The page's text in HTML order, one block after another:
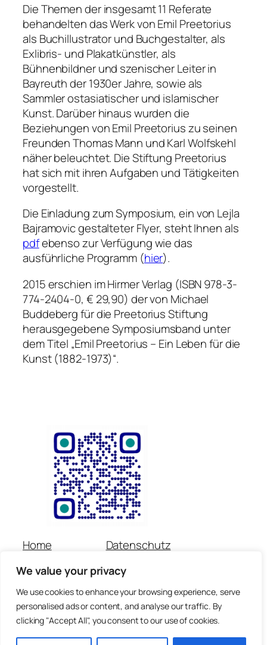
We value your privacy
We use cookies to enhance your browsing experience, serve
personalised ads or content, and analyse our traffic. By
clicking "Accept All", you consent to our use of cookies.
Die Themen der insgesamt 11 Referate
behandelten das Werk von Emil Preetorius
als Buchillustrator und Buchgestalter, als
Exlibris- und Plakatkünstler, als
Bühnenbildner und szenischer Leiter in
Bayreuth der 1930er Jahre, sowie als
Sammler ostasiatischer und islamischer
Kunst. Darüber hinaus wurden die
Beziehungen von Emil Preetorius zu seinen
Freunden Thomas Mann und Karl Wolfskehl
näher beleuchtet. Die Stiftung Preetorius
hat sich mit ihren Aufgaben und Tätigkeiten
vorgestellt.
Die Einladung zum Symposium, ein von Lejla
Bajramovic gestalteter Flyer, steht Ihnen als
pdfebenso zur Verfügung wie das
ausführliche Programm (hier).
2015 erschien im Hirmer Verlag (ISBN 978-3-
774-2404-0, € 29,90) der von Michael
Buddeberg für die Preetorius Stiftung
herausgegebene Symposiumsband unter
dem Titel „Emil Preetorius – Ein Leben für die
Kunst (1882-1973)“.
Home
Veranstaltungen
Spenden
Datenschutz
Kontakt
Newsletter
© Copyright für alle Inhalte : Preetorius Stiftung 2018 –
heute